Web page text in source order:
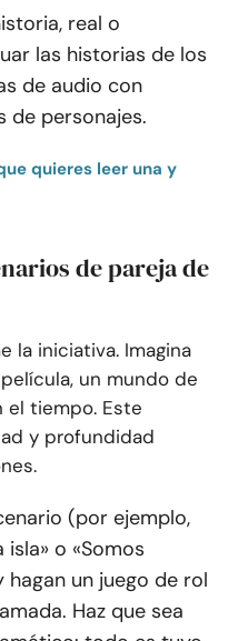
real o
las historias de los
de audio con
de personajes.
quieres leer una y
de pareja de
la iniciativa. Imagina
un mundo de
el tiempo. Este
y profundidad
(por ejemplo,
o «Somos
un juego de rol
Haz que sea